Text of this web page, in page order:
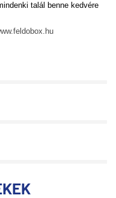
talál benne kedvére